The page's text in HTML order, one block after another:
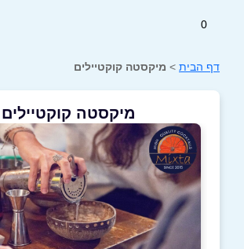
0
דף הבית > מיקסטה קוקטיילים
מיקסטה קוקטיילים